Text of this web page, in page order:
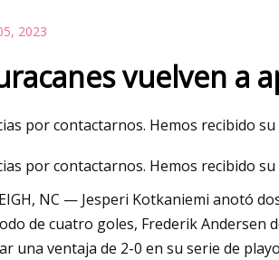
Dara coolvacuum freeze
Mar
4
2023
vuelven a
por contactarnos. Hemos recibido
por contactarnos. Hemos recibido su
NC — Jesperi Kotkaniemi anotó
de cuatro goles, Frederik Andersen
una ventaja de 2-0 en su serie de